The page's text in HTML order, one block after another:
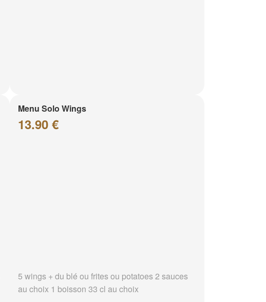
Menu Solo Wings
13.90 €
5 wings + du blé ou frites ou potatoes 2 sauces
au choix 1 boisson 33 cl au choix